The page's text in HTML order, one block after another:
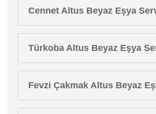
Cennet Altus Beyaz Eşya
Türkoba Altus Beyaz Eşya
Fevzi Çakmak Altus Beyaz